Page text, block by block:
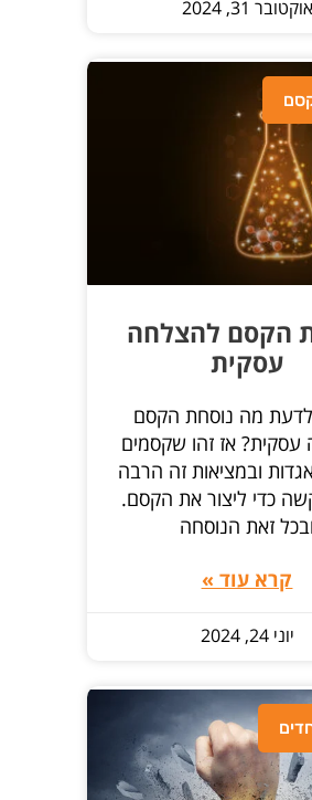
31, 2024
הקסם להצלחה
עסקית
מה נוסחת הקסם
אז זהו שקסמים
ובמציאות זה הרבה
כדי ליצור את הקסם.
זאת הנוסחה
קרא עוד »
יוני 24, 2024